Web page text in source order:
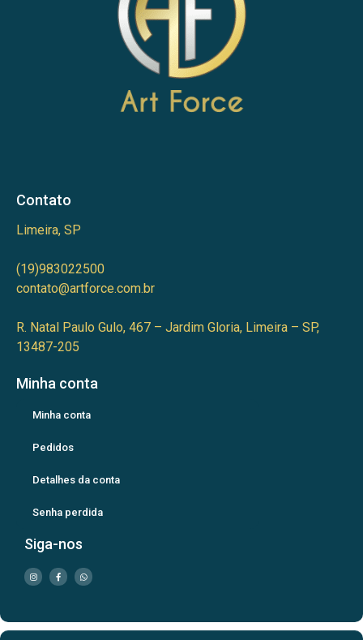
Contato
Limeira, SP
(19)983022500
contato@artforce.com.br
R. Natal Paulo Gulo, 467 – Jardim Gloria, Limeira – SP,
13487-205
Minha conta
Minha conta
Pedidos
Detalhes da conta
Senha perdida
Siga-nos